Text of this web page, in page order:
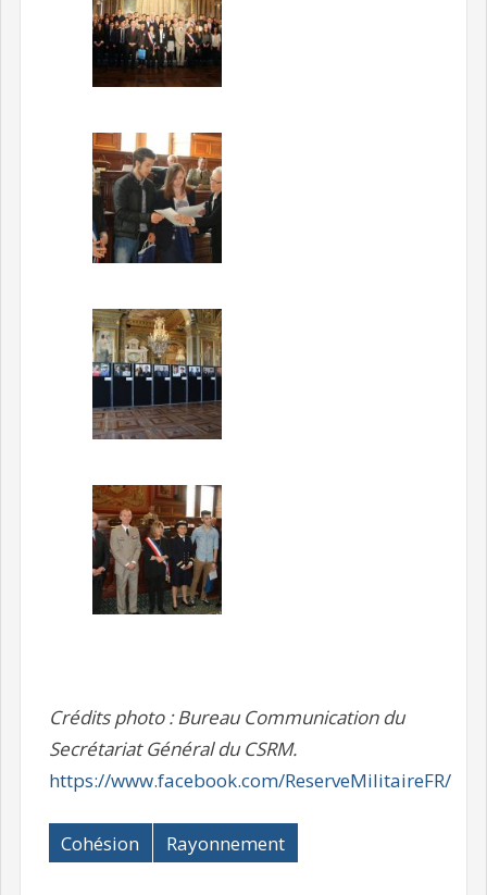
Crédits photo : Bureau Communication du
Secrétariat Général du CSRM.
https://www.facebook.com/ReserveMilitaireFR/
Cohésion Rayonnement